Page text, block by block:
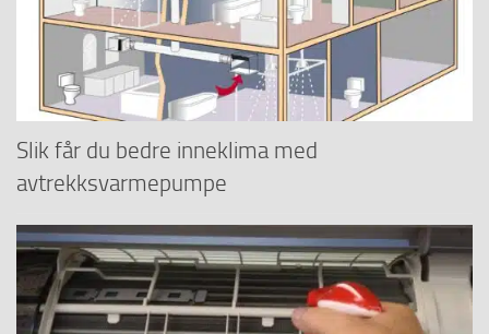
Slik får du bedre inneklima med
avtrekksvarmepumpe